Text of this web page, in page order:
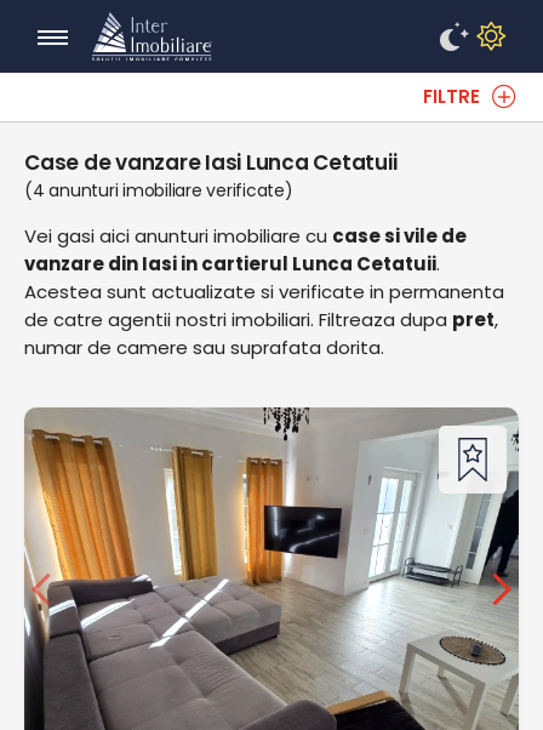
FILTRE
Case de vanzare Iasi Lunca Cetatuii
(4 anunturi imobiliare verificate)
Vei gasi aici anunturi imobiliare cu case si vile de
vanzare din Iasi in cartierul Lunca Cetatuii.
Acestea sunt actualizate si verificate in permanenta
de catre agentii nostri imobiliari. Filtreaza dupa pret,
numar de camere sau suprafata dorita.